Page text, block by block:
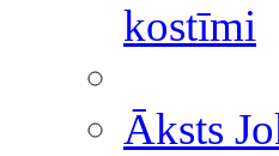
kostīmi
Āksts